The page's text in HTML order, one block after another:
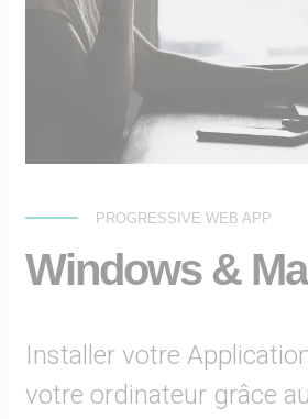
PROGRESSIVE WEB APP
Windows &
Installer votre
votre ordinateur grâce